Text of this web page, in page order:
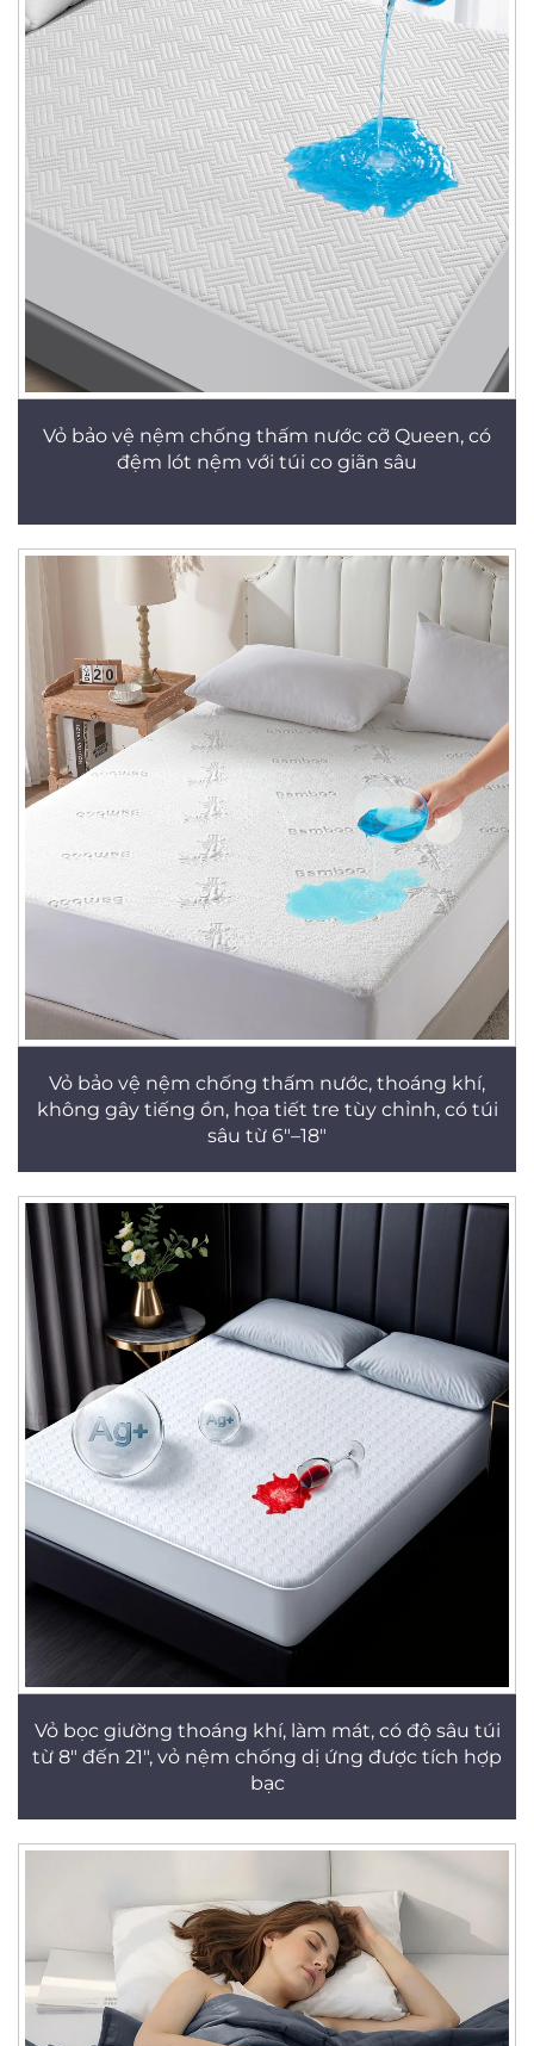
Vỏ bảo vệ nệm chống thấm nước cỡ Queen, có
đệm lót nệm với túi co giãn sâu
Vỏ bảo vệ nệm chống thấm nước, thoáng khí,
không gây tiếng ồn, họa tiết tre tùy chỉnh, có túi
sâu từ 6"–18"
Vỏ bọc giường thoáng khí, làm mát, có độ sâu túi
từ 8" đến 21", vỏ nệm chống dị ứng được tích hợp
bạc